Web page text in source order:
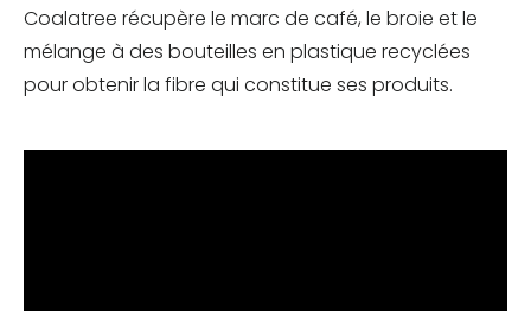
Coalatree récupère le marc de café, le broie et le
mélange à des bouteilles en plastique recyclées
pour obtenir la fibre qui constitue ses produits.